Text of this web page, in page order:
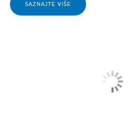
SAZNAJTE VIŠE